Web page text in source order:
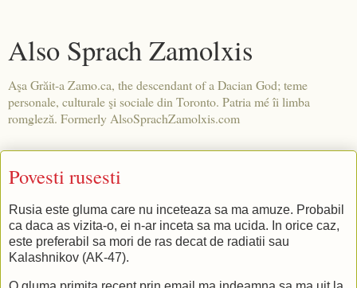
Also Sprach Zamolxis
Aşa Grăit-a Zamo.ca, the descendant of a Dacian God; teme
personale, culturale şi sociale din Toronto. Patria mé îi limba
romgleză. Formerly AlsoSprachZamolxis.com
Povesti rusesti
Rusia este gluma care nu inceteaza sa ma amuze. Probabil
ca daca as vizita-o, ei n-ar inceta sa ma ucida. In orice caz,
este preferabil sa mori de ras decat de radiatii sau
Kalashnikov (AK-47).